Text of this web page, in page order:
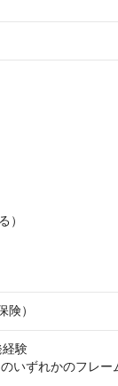
）
）
経験
いずれかのフレー